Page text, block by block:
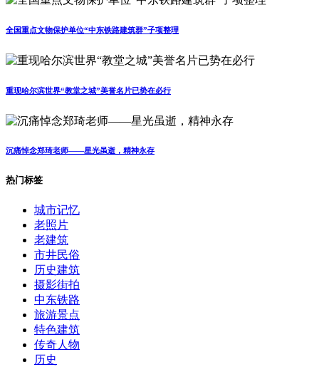
全国重点文物保护单位“中东铁路建筑群”子项整理
重现哈尔滨世界“教堂之城”美誉名片已势在必行
沉痛悼念郑琦老师——星光虽逝，精神永存
热门标签
城市记忆
老照片
老建筑
市井民俗
历史建筑
摄影街拍
中东铁路
旅游景点
特色建筑
传奇人物
历史